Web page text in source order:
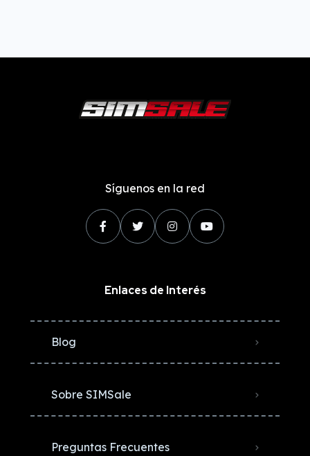
Síguenos en la red
Enlaces de Interés
Blog
Sobre SIMSale
Preguntas Frecuentes